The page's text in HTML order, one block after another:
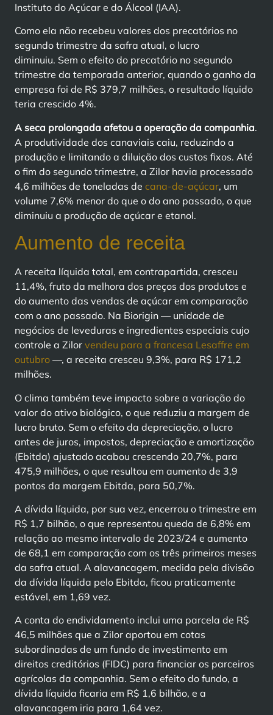
Instituto do Açúcar e do Álcool (IAA).
Como ela não recebeu valores dos precatórios no
segundo trimestre da safra atual, o lucro
diminuiu. Sem o efeito do precatório no segundo
trimestre da temporada anterior, quando o ganho da
empresa foi de R$ 379,7 milhões, o resultado líquido
teria crescido 4%.
A seca prolongada afetou a operação da companhia.
A produtividade dos canaviais caiu, reduzindo a
produção e limitando a diluição dos custos fixos. Até
o fim do segundo trimestre, a Zilor havia processado
4,6 milhões de toneladas de cana-de-açúcar, um
volume 7,6% menor do que o do ano passado, o que
diminuiu a produção de açúcar e etanol.
Aumento de receita
A receita líquida total, em contrapartida, cresceu
11,4%, fruto da melhora dos preços dos produtos e
do aumento das vendas de açúcar em comparação
com o ano passado. Na Biorigin — unidade de
negócios de leveduras e ingredientes especiais cujo
controle a Zilor vendeu para a francesa Lesaffre em
outubro —, a receita cresceu 9,3%, para R$ 171,2
milhões.
O clima também teve impacto sobre a variação do
valor do ativo biológico, o que reduziu a margem de
lucro bruto. Sem o efeito da depreciação, o lucro
antes de juros, impostos, depreciação e amortização
(Ebitda) ajustado acabou crescendo 20,7%, para
475,9 milhões, o que resultou em aumento de 3,9
pontos da margem Ebitda, para 50,7%.
A dívida líquida, por sua vez, encerrou o trimestre em
R$ 1,7 bilhão, o que representou queda de 6,8% em
relação ao mesmo intervalo de 2023/24 e aumento
de 68,1 em comparação com os três primeiros meses
da safra atual. A alavancagem, medida pela divisão
da dívida líquida pelo Ebitda, ficou praticamente
estável, em 1,69 vez.
A conta do endividamento inclui uma parcela de R$
46,5 milhões que a Zilor aportou em cotas
subordinadas de um fundo de investimento em
direitos creditórios (FIDC) para financiar os parceiros
agrícolas da companhia. Sem o efeito do fundo, a
dívida líquida ficaria em R$ 1,6 bilhão, e a
alavancagem iria para 1,64 vez.